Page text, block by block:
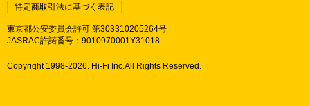
特定商取引法に基づく表記
東京都公安委員会許可 第303310205264号
JASRAC許諾番号：9010970001Y31018
Copyright 1998-2026. Hi-Fi Inc.All Rights Reserved.